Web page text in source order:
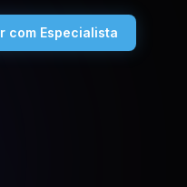
com Especialista